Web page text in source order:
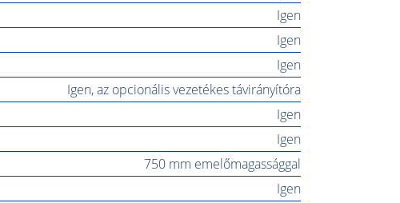
Igen
Igen
Igen
Igen, az opcionális vezetékes távirányítóra
Igen
Igen
750 mm emelőmagassággal
Igen